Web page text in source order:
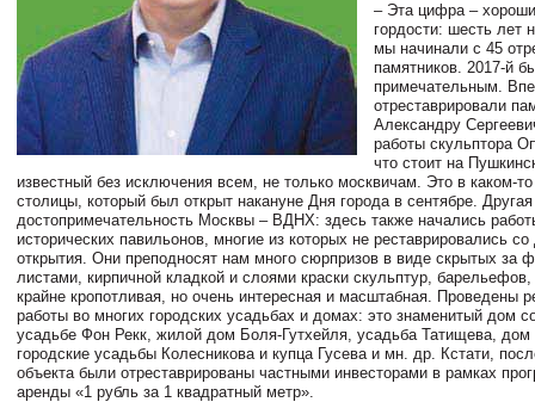
– Эта цифра –
гордости: шесть лет
мы начинали с 45
памятников. 2017-й
примечательным.
отреставрировали
Александру
работы скульптора
что стоит на
известный без исключения всем, не только москвичам. Это в каком-
столицы, который был открыт накануне Дня города в сентябре. Другая
достопримечательность Москвы – ВДНХ: здесь также начались
исторических павильонов, многие из которых не реставрировались со
открытия. Они преподносят нам много сюрпризов в виде скрытых за
листами, кирпичной кладкой и слоями краски скульптур,
крайне кропотливая, но очень интересная и масштабная. Проведены
работы во многих городских усадьбах и домах: это знаменитый дом
усадьбе Фон Рекк, жилой дом Боля-Гутхейля, усадьба Татищева,
городские усадьбы Колесникова и купца Гусева и мн. др. Кстати,
объекта были отреставрированы частными инвесторами в рамках
аренды «1 рубль за 1 квадратный метр».